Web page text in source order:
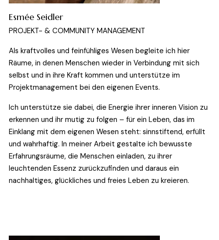
Esmée Seidler
PROJEKT- & COMMUNITY MANAGEMENT
Als kraftvolles und feinfühliges Wesen begleite ich hier
Räume, in denen Menschen wieder in Verbindung mit sich
selbst und in ihre Kraft kommen und unterstütze im
Projektmanagement bei den eigenen Events.
Ich unterstütze sie dabei, die Energie ihrer inneren Vision zu
erkennen und ihr mutig zu folgen – für ein Leben, das im
Einklang mit dem eigenen Wesen steht: sinnstiftend, erfüllt
und wahrhaftig. In meiner Arbeit gestalte ich bewusste
Erfahrungsräume, die Menschen einladen, zu ihrer
leuchtenden Essenz zurückzufinden und daraus ein
nachhaltiges, glückliches und freies Leben zu kreieren.